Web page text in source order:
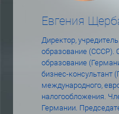
Евгения
Директор,
образование (СССР).
образование
бизнес-консультант
международного,
налогообложения.
Германии.